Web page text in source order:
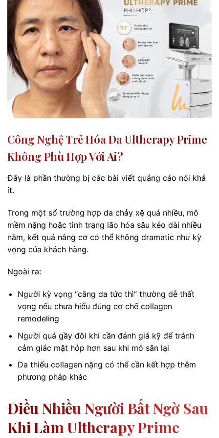
Công Nghệ Trẻ Hóa Da Ultherapy Prime
Không Phù Hợp Với Ai?
Đây là phần thường bị các bài viết quảng cáo nói khá
ít.
Trong một số trường hợp da chảy xệ quá nhiều, mô
mềm nặng hoặc tình trạng lão hóa sâu kéo dài nhiều
năm, kết quả nâng cơ có thể không dramatic như kỳ
vọng của khách hàng.
Ngoài ra:
Người kỳ vọng “căng da tức thì” thường dễ thất
vọng nếu chưa hiểu đúng cơ chế collagen
remodeling
Người quá gầy đôi khi cần đánh giá kỹ để tránh
cảm giác mặt hóp hơn sau khi mô săn lại
Da thiếu collagen nặng có thể cần kết hợp thêm
phương pháp khác
Điều Nhiều Người Bất Ngờ Sau
Khi Làm Ultherapy Prime